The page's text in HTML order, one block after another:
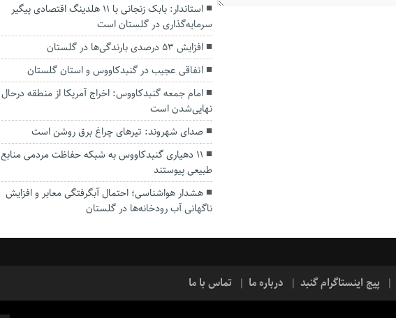
استاندار: بابک زنجانی با ۱۱ هلدینگ اقتصادی پیگیر
سرمایه‌گذاری در گلستان است
افزایش ۵۳ درصدی بارندگی‌ها در گلستان
اتفاقی عجیب در‌ گنبدکاووس و استان گلستان
امام جمعه گنبدکاووس: اخراج آمریکا از منطقه درحال
نهایی‌شدن است
صدای شهروند: تیرهای چراغ برق روشن است
۱۱ دهیاری گنبدکاووس به شبکه حفاظت مردمی منابع
طبیعی پیوستند
هشدار هواشناسی؛ احتمال آبگرفتگی معابر و افزایش
ناگهانی آب رودخانه‌ها در گلستان
پیج اینستاگرام گنبد درباره ما تماس با ما